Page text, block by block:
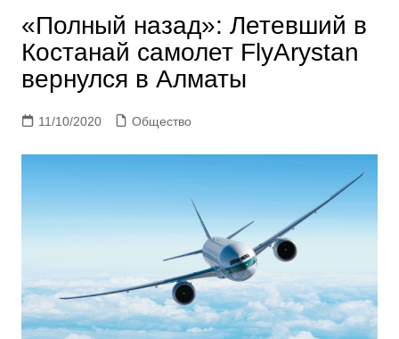
«Полный назад»: Летевший в
Костанай самолет FlyArystan
вернулся в Алматы
11/10/2020 Общество